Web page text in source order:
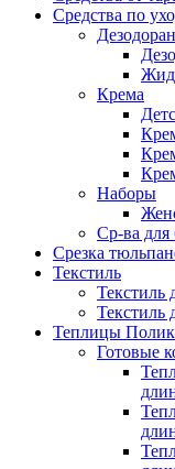
Средства по
Крема
Наборы
Ср-ва для
Срезка
Текстиль
Текстиль
Текстиль
Теплицы
Готовые